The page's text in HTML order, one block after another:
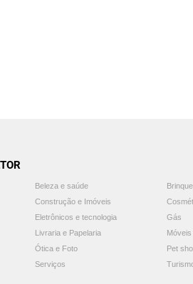
Beleza e saúde
Construção e Imóveis
Eletrônicos e tecnologia
Gás
Livraria e Papelaria
Ótica e Foto
Pet
Serviços